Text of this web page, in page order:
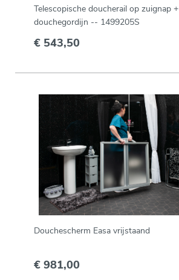
Telescopische doucherail op zuignap +
douchegordijn -- 1499205S
€ 543,50
Douchescherm Easa vrijstaand
€ 981,00